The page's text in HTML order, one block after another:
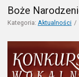
Boże
Kategoria: Aktualności